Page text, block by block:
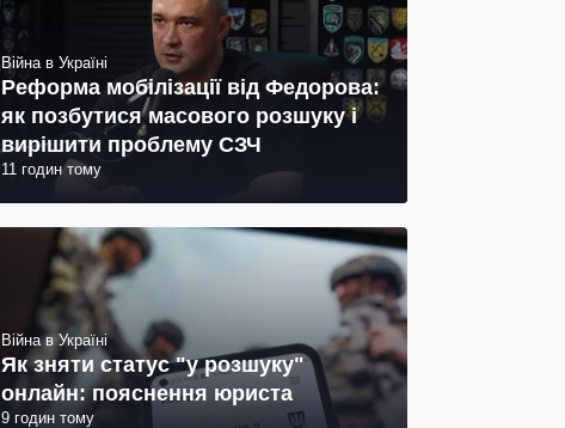
Війна в Україні
Реформа мобілізації від Федорова:
як позбутися масового розшуку і
вирішити проблему СЗЧ
11 годин тому
Війна в Україні
Як зняти статус "у розшуку"
онлайн: пояснення юриста
9 годин тому